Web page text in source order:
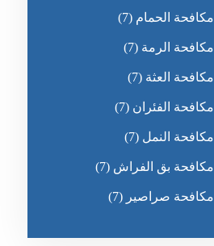
مكافحة الحمام (7)
مكافحة الرمة (7)
مكافحة العثة (7)
مكافحة الفئران (7)
مكافحة النمل (7)
مكافحة بق الفراش (7)
مكافحة صراصير (7)